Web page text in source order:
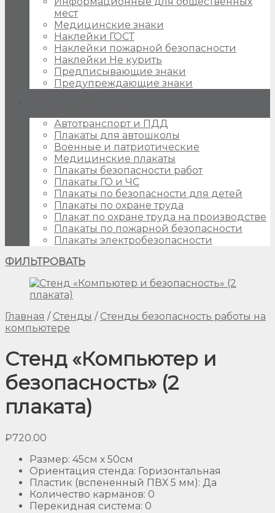
мест
Медицинские знаки
Наклейки ГОСТ
Наклейки пожарной безопасности
Наклейки Не курить
Предписывающие знаки
Предупреждающие знаки
Автотранспорт и ПДД
Плакаты для автошколы
Военные и патриотические
Медицинские плакаты
Плакаты безопасности работ
Плакаты ГО и ЧС
Плакаты по безопасности для детей
Плакаты по охране труда
Плакат по охране труда на производстве
Плакаты по пожарной безопасности
Плакаты электробезопасности
ФИЛЬТРОВАТЬ
Главная / Стенды / Стенды безопасность работы на
компьютере
Стенд «Компьютер и
безопасность» (2
плаката)
₽720.00
Размер: 45см х 50см
Ориентация стенда: Горизонтальная
Пластик (вспененный ПВХ 5 мм): Да
Количество карманов: 0
Перекидная система: 0